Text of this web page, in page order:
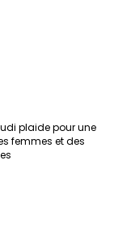
plaide pour une
femmes et des